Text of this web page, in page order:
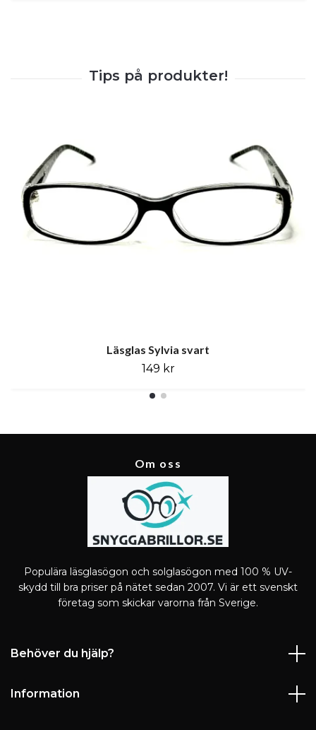
Läsglas Sylvia svart
149 kr
Om oss
Populära läsglasögon och solglasögon med 100 % UV-
skydd till bra priser på nätet sedan 2007. Vi är ett svenskt
företag som skickar varorna från Sverige.
Behöver du hjälp?
Information